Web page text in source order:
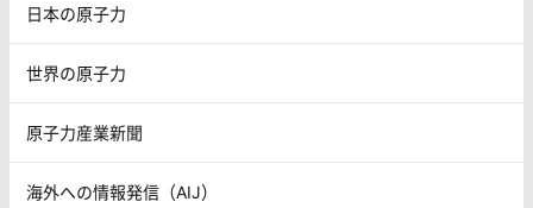
日本の原子力
世界の原子力
原子力産業新聞
海外への情報発信（AIJ）